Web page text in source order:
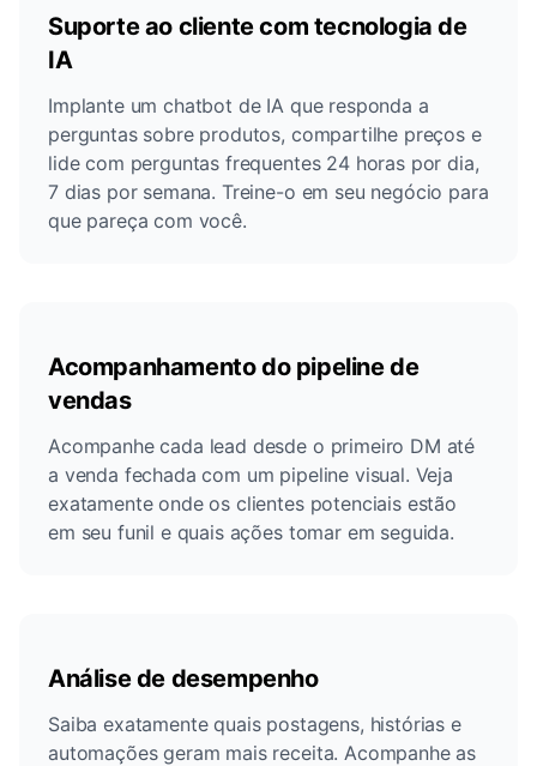
Suporte ao cliente com tecnologia de
IA
Implante um chatbot de IA que responda a
perguntas sobre produtos, compartilhe preços e
lide com perguntas frequentes 24 horas por dia,
7 dias por semana. Treine-o em seu negócio para
que pareça com você.
Acompanhamento do pipeline de
vendas
Acompanhe cada lead desde o primeiro DM até
a venda fechada com um pipeline visual. Veja
exatamente onde os clientes potenciais estão
em seu funil e quais ações tomar em seguida.
Análise de desempenho
Saiba exatamente quais postagens, histórias e
automações geram mais receita. Acompanhe as